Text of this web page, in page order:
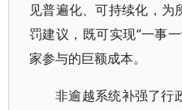
见普遍化、可持续化，
罚建议，既可实现“一事
家参与的巨额成本。
非逾越系统补强了行